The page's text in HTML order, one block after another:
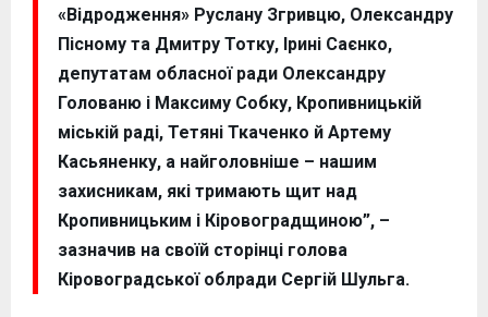
«Відродження» Руслану Згривцю, Олександру
Пісному та Дмитру Тотку, Ірині Саєнко,
депутатам обласної ради Олександру
Голованю і Максиму Собку, Кропивницькій
міській раді, Тетяні Ткаченко й Артему
Касьяненку, а найголовніше – нашим
захисникам, які тримають щит над
Кропивницьким і Кіровоградщиною”, –
зазначив на своїй сторінці голова
Кіровоградської облради Сергій Шульга.